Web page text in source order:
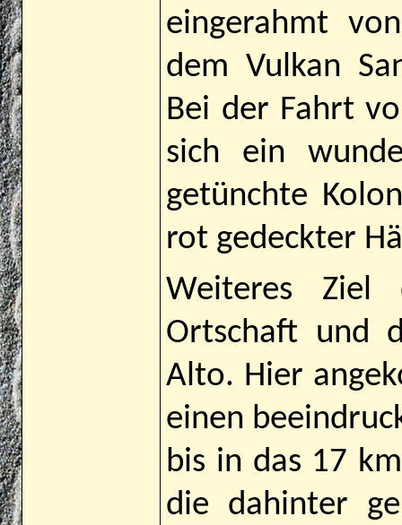
eingerahmt
dem Vulkan
Bei der Fahrt
sich ein
getünchte
rot gedeckter
Weiteres Ziel
Ortschaft und
Alto. Hier
einen
bis in das 17
die dahinter